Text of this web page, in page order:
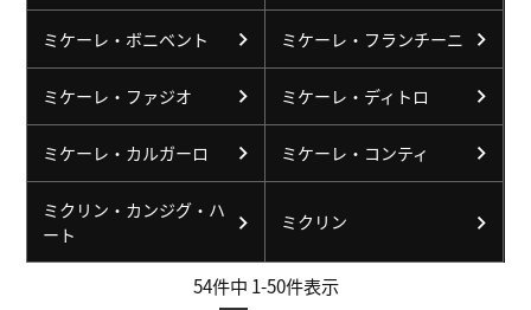
ミケーレ・ボニベント ミケーレ・フランチーニ
ミケーレ・ファジオ ミケーレ・ディトロ
ミケーレ・カルガーロ ミケーレ・コンティ
ミクリン・カンジグ・ハ
ート
ミクリン
54件中 1-50件表示